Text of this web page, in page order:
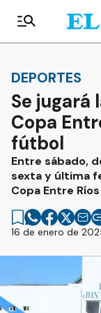
DEPORTES
Se jugará
Copa
fútbol
Entre sábado,
sexta y última
Copa Entre
16 de enero de